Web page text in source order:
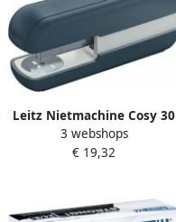
Leitz Nietmachine Cosy 30
vel 24 6 fluweel grijs
3 webshops
€ 19,32